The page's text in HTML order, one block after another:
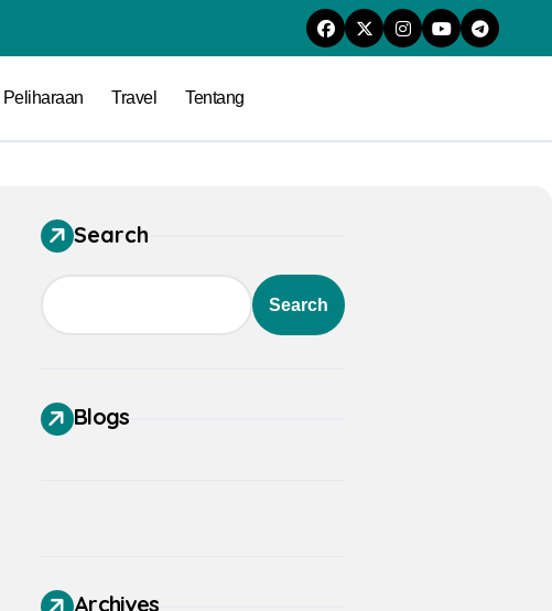
Peliharaan Travel Tentang
Search
Search
Blogs
Archives